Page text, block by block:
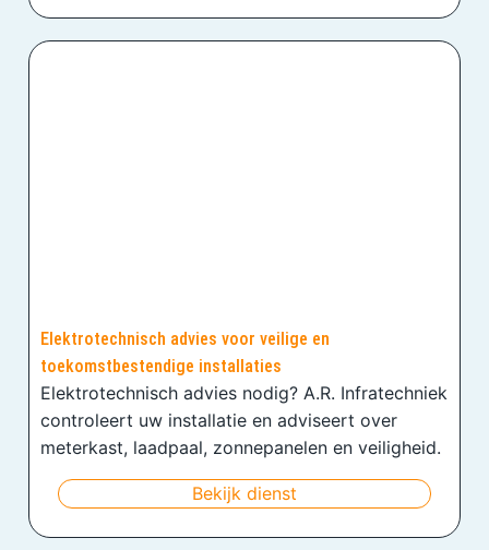
Elektrotechnisch advies voor veilige en
toekomstbestendige installaties
Elektrotechnisch advies nodig? A.R. Infratechniek
controleert uw installatie en adviseert over
meterkast, laadpaal, zonnepanelen en veiligheid.
Bekijk dienst